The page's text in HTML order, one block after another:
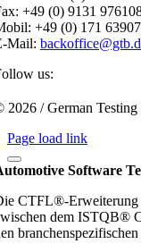
+49 (0) 9131
+49 (0) 171
Mail:
us:
2026 / German Testing
Page load link
Software
CTFL®-Erweiterung
dem ISTQB®